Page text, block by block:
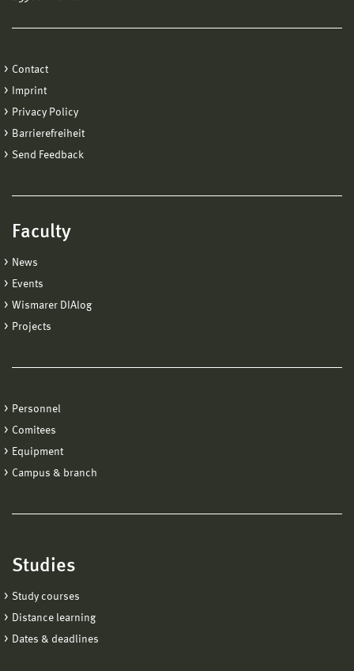
Contact
Imprint
Privacy Policy
Barrierefreiheit
Send Feedback
Faculty
News
Events
Wismarer DIAlog
Projects
Personnel
Comitees
Equipment
Campus & branch
Studies
Study courses
Distance learning
Dates & deadlines